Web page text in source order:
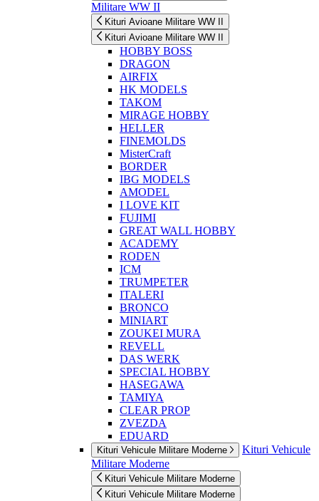
Militare WW II
Kituri Avioane Militare WW II
Kituri Avioane Militare WW II
HOBBY BOSS
DRAGON
AIRFIX
HK MODELS
TAKOM
MIRAGE HOBBY
HELLER
FINEMOLDS
MisterCraft
BORDER
IBG MODELS
AMODEL
I LOVE KIT
FUJIMI
GREAT WALL HOBBY
ACADEMY
RODEN
ICM
TRUMPETER
ITALERI
BRONCO
MINIART
ZOUKEI MURA
REVELL
DAS WERK
SPECIAL HOBBY
HASEGAWA
TAMIYA
CLEAR PROP
ZVEZDA
EDUARD
Kituri Vehicule Militare Moderne
Kituri Vehicule
Militare Moderne
Kituri Vehicule Militare Moderne
Kituri Vehicule Militare Moderne